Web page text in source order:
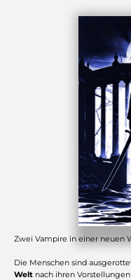
Zwei Vampire in einer neuen
Die Menschen sind
Welt nach ihren